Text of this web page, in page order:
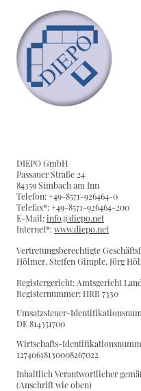
DIEPO GmbH
Passauer Straße 24
84359 Simbach am Inn
Telefon: +49-8571-926464-0
Telefax*: +49-8571-926464-200
E-Mail:info@diepo.net
Internet*:www.diepo.net
Vertretungsberechtigte
Hölmer, Steffen Gimple, Jörg
Registergericht: Amtsgericht
Registernummer: HRB 7330
Umsatzsteuer-
DE 814351700
Wirtschafts-
12740618130008267022
Inhaltlich Verantwortlicher
(Anschrift wie oben)